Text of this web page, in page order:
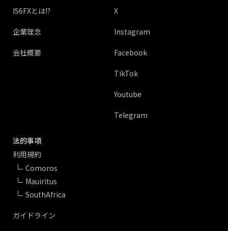
IS6FXとは!?
企業理念
会社概要
X
Instagram
Facebook
TikTok
Youtube
Telegram
法的事項
利用規約
Comoros
Mauiritus
SouthAfrica
ガイドライン